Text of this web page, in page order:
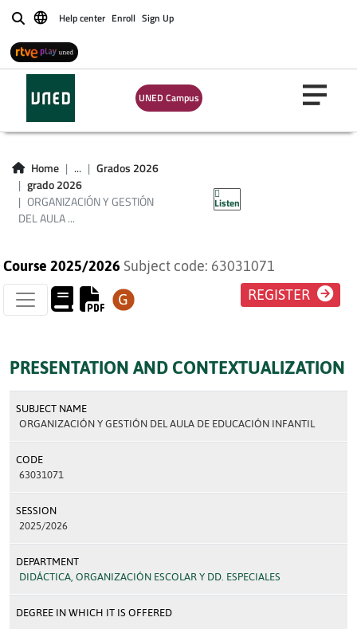
BuscarHelp center Enroll Sign Up
UNED Campus
Home ...
Grados 2026
grado 2026
ORGANIZACIÓN Y GESTIÓN
DEL AULA ...
Listen
ORGANIZACIÓN Y
GESTIÓN DEL AULA
DE EDUCACIÓN
INFANTIL
Course 2025/2026 Subject code: 63031071
REGISTER
PRESENTATION AND CONTEXTUALIZATION
SUBJECT NAME
ORGANIZACIÓN Y GESTIÓN DEL AULA DE EDUCACIÓN INFANTIL
CODE
63031071
SESSION
2025/2026
DEPARTMENT
DIDÁCTICA, ORGANIZACIÓN ESCOLAR Y DD. ESPECIALES
DEGREE IN WHICH IT IS OFFERED